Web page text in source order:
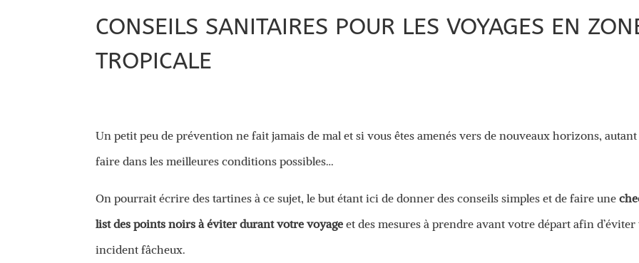
CONSEILS SANITAIRES POUR LES VOYAGES EN
TROPICALE
Un petit peu de prévention ne fait jamais de mal et si vous êtes amenés vers de nouveaux horizons, autant
faire dans les meilleures conditions possibles…
On pourrait écrire des tartines à ce sujet, le but étant ici de donner des conseils simples et de faire une
list des points noirs à éviter durant votre voyage et des mesures à prendre avant votre départ afin
incident fâcheux.